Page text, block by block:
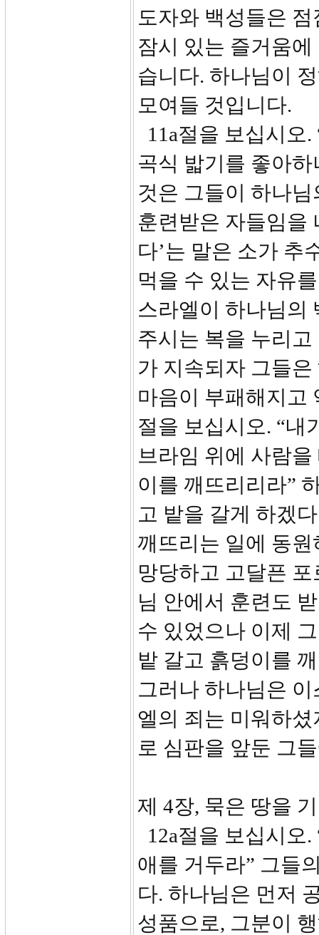
도자와 백성들은
잠시 있는 즐거움
습니다. 하나님이
모여들 것입니다.
11a절을 보십시오
곡식 밟기를 좋아하
것은 그들이 하나
훈련받은 자들임을
다’는 말은 소가 추
먹을 수 있는 자유
스라엘이 하나님의
주시는 복을 누리
가 지속되자 그들
마음이 부패해지고
절을 보십시오. “내
브라임 위에 사람
이를 깨뜨리리라”
고 밭을 갈게 하겠
깨뜨리는 일에 동
망당하고 고달픈
님 안에서 훈련도
수 있었으나 이제
밭 갈고 흙덩이를
그러나 하나님은
엘의 죄는 미워하
로 심판을 앞둔 그
제 4장, 묵은 땅을
12a절을 보십시오
애를 거두라” 그들
다. 하나님은 먼저
성품으로, 그분이